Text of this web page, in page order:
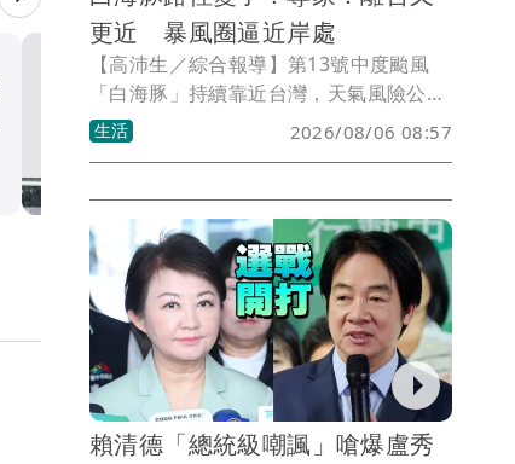
變天了！15縣市大雨 一路
生活
更近 暴風圈逼近岸處
【高沛生／綜合報導】第13號中度颱風
「白海豚」持續靠近台灣，天氣風險公司
資深顧問吳聖宇指出，白海豚路徑較前一
次預測略往西修正，颱風暴風圈已不僅接
灣近岸地區，民眾應持續留意後續最新預
報資訊。
生活 2026/08/06 08:57
賴清德「總統級嘲諷」嗆爆盧秀